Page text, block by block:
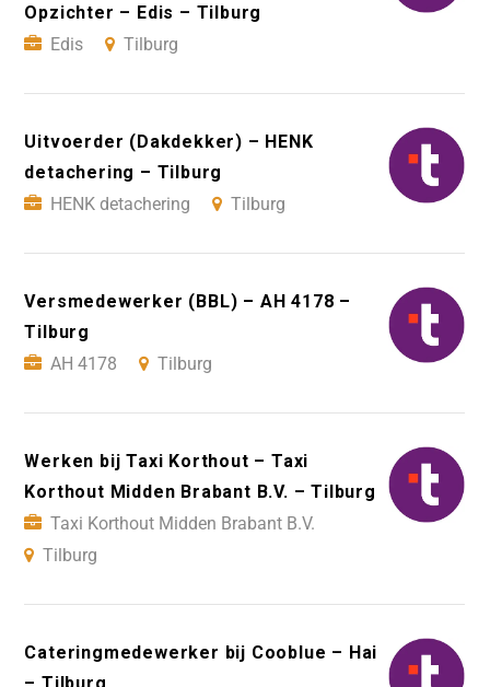
Opzichter – Edis – Tilburg
Edis
Tilburg
Uitvoerder (Dakdekker) – HENK
detachering – Tilburg
HENK detachering
Tilburg
Versmedewerker (BBL) – AH 4178 –
Tilburg
AH 4178
Tilburg
Werken bij Taxi Korthout – Taxi
Korthout Midden Brabant B.V. – Tilburg
Taxi Korthout Midden Brabant B.V.
Tilburg
Cateringmedewerker bij Cooblue – Hai
– Tilburg